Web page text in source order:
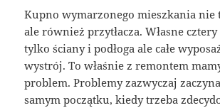
Kupno wymarzonego mieszkania
ale również przytłacza. Własne
tylko ściany i podłoga ale całe
wystrój. To właśnie z remontem
problem. Problemy zazwyczaj
samym początku, kiedy trzeba